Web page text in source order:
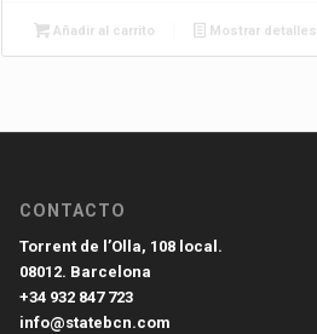
Añadir al carrito Mostrar detalles
CONTACTO
Torrent de l’Olla, 108 local.
08012. Barcelona
+34 932 847 723
info@statebcn.com